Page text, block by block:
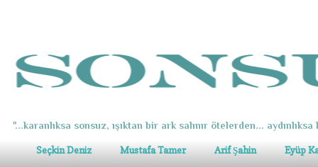
"...karanlıksa sonsuz, ışıktan bir ark salınır ötelerden... aydınlıksa
Seçkin Deniz Mustafa Tamer Arif Şahin Eyüp